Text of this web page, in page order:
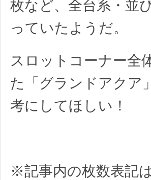
枚など、全台系・並
っていたようだ。
スロットコーナー全
た「グランドアクア
考にしてほしい！
※記事内の枚数表記